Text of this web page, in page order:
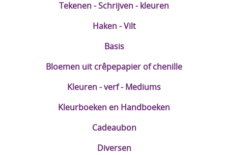
Tekenen - Schrijven - kleuren
Haken - Vilt
Basis
Bloemen uit crêpepapier of chenille
Kleuren - verf - Mediums
Kleurboeken en Handboeken
Cadeaubon
Diversen